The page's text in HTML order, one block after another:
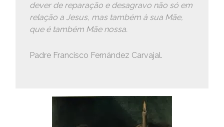
dever de reparação e desagravo não só em
relação a Jesus, mas também à sua Mãe,
que é também Mãe nossa.
Padre Francisco Fernández Carvajal.